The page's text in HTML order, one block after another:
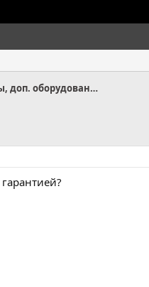
Запчасти, аксессуары, доп. оборудование LX